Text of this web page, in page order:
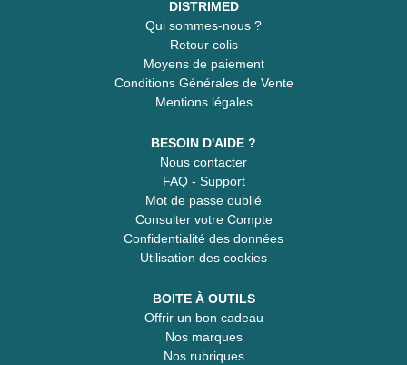
DISTRIMED
Qui sommes-nous ?
Retour colis
Moyens de paiement
Conditions Générales de Vente
Mentions légales
BESOIN D'AIDE ?
Nous contacter
FAQ - Support
Mot de passe oublié
Consulter votre Compte
Confidentialité des données
Utilisation des cookies
BOITE À OUTILS
Offrir un bon cadeau
Nos marques
Nos rubriques